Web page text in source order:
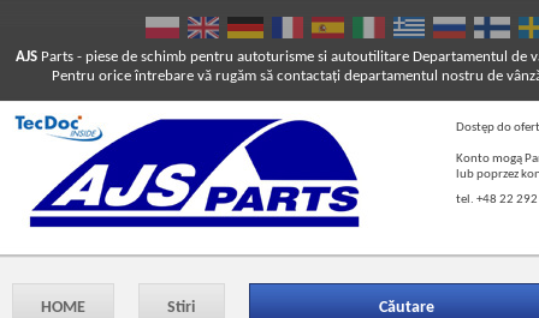
AJS Parts - piese de schimb pentru autoturisme si autoutilitare
Pentru orice întrebare vă rugăm să contactaţi departamentul nostru de
Departamentul de
Dostęp do
Konto mogą
lub poprzez
tel. +48 22
HOME Stiri Căutare